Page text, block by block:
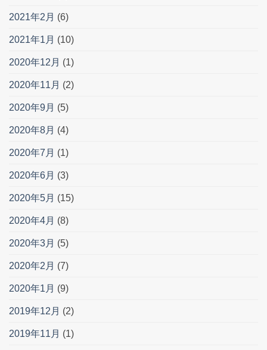
2021年2月 (6)
2021年1月 (10)
2020年12月 (1)
2020年11月 (2)
2020年9月 (5)
2020年8月 (4)
2020年7月 (1)
2020年6月 (3)
2020年5月 (15)
2020年4月 (8)
2020年3月 (5)
2020年2月 (7)
2020年1月 (9)
2019年12月 (2)
2019年11月 (1)